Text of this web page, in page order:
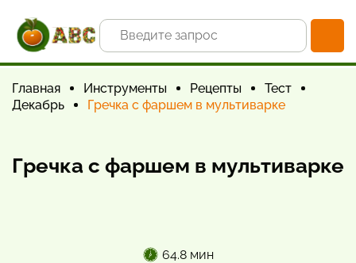
Главная Инструменты Рецепты
Тест
Декабрь
Гречка с фаршем в мультиварке
Гречка с фаршем в мультиварке
64.8 мин